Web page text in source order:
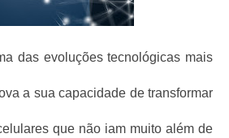
das evoluções tecnológicas mais
a sua capacidade de transformar
que não iam muito além de